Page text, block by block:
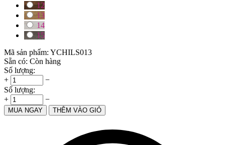
12
13
14
15
Mã sản phẩm: YCHILS013
Sẵn có: Còn hàng
Số lượng:
+
−
Số lượng:
+
−
MUA NGAY THÊM VÀO GIỎ